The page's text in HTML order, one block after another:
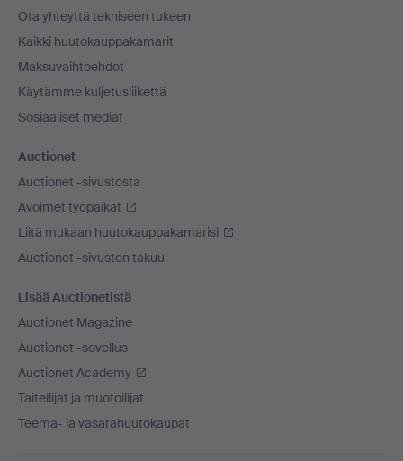
Ota yhteyttä tekniseen tukeen
Kaikki huutokauppakamarit
Maksuvaihtoehdot
Käytämme kuljetusliikettä
Sosiaaliset mediat
Auctionet
Auctionet -sivustosta
Avoimet työpaikat
Liitä mukaan huutokauppakamarisi
Auctionet -sivuston takuu
Lisää Auctionetistä
Auctionet Magazine
Auctionet -sovellus
Auctionet Academy
Taiteilijat ja muotoilijat
Teema- ja vasarahuutokaupat